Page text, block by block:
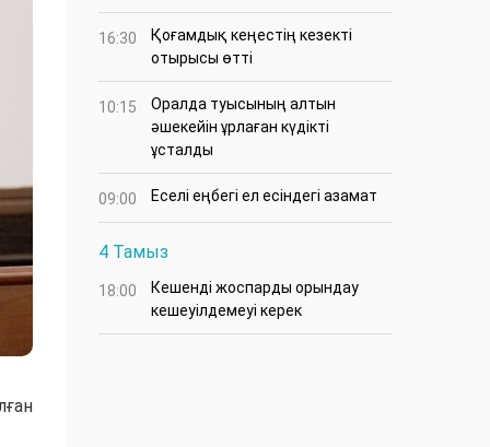
16:30
Қоғамдық кеңестің кезекті
отырысы өтті
10:15
Оралда туысының алтын
әшекейін ұрлаған күдікті
ұсталды
09:00 Еселі еңбегі ел есіндегі азамат
4 Тамыз
18:00
Кешенді жоспарды орындау
кешеуілдемеуі керек